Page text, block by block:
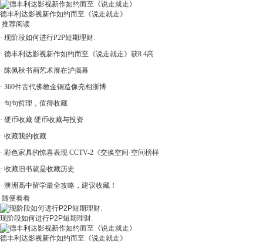
德丰利达影视新作如约而至《说走就走》
推荐阅读
· 现阶段如何进行P2P短期理财.
· 德丰利达影视新作如约而至《说走就走》获8.4高
· 陈佩秋书画艺术展在沪揭幕
· 360件古代佛教金铜造像亮相浙博
· 句句哲理，值得收藏
· 硬币收藏 硬币收藏与投资
· 收藏我的收藏
· 彩色家具的惊喜表现 CCTV-2《交换空间·空间榜样
· 收藏旧书就是收藏历史
· 澳洲高中留学最全攻略，建议收藏！
随便看看
现阶段如何进行P2P短期理财.
德丰利达影视新作如约而至《说走就走》